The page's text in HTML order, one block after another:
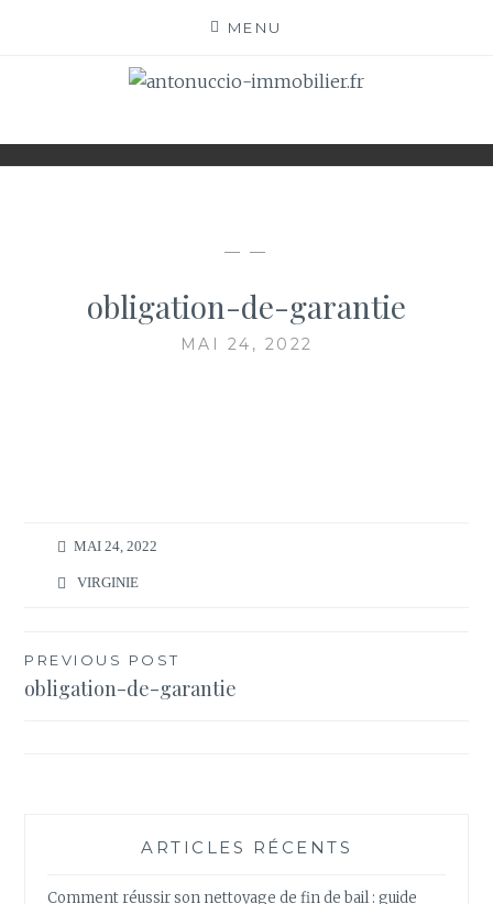
MENU
IMMOBILIER.FR
— —
obligation-de-garantie
MAI 24, 2022
MAI 24, 2022
VIRGINIE
Navigation
de
PREVIOUS POST
obligation-de-garantie
ARTICLES RÉCENTS
Comment réussir son nettoyage de fin de bail : guide